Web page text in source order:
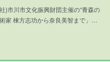
)市川市文化振興財団主催の“青森の
家 棟方志功から奈良美智まで」…